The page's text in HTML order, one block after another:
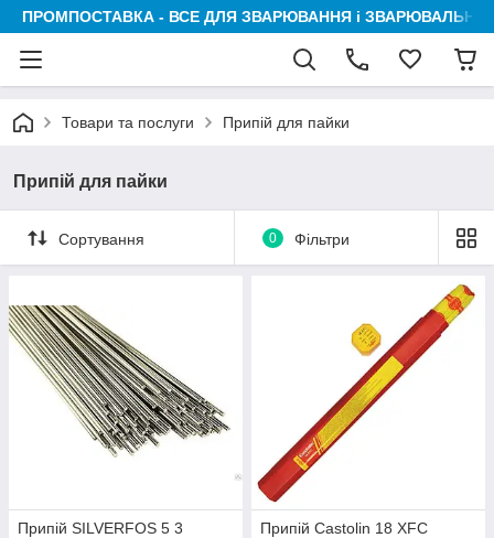
ПРОМПОСТАВКА - ВСЕ ДЛЯ ЗВАРЮВАННЯ і
Товари та послуги Припій для пайки
Припій для пайки
Сортування 0 Фільтри
Припій SILVERFOS 5 3
Припій Castolin 18 XFC